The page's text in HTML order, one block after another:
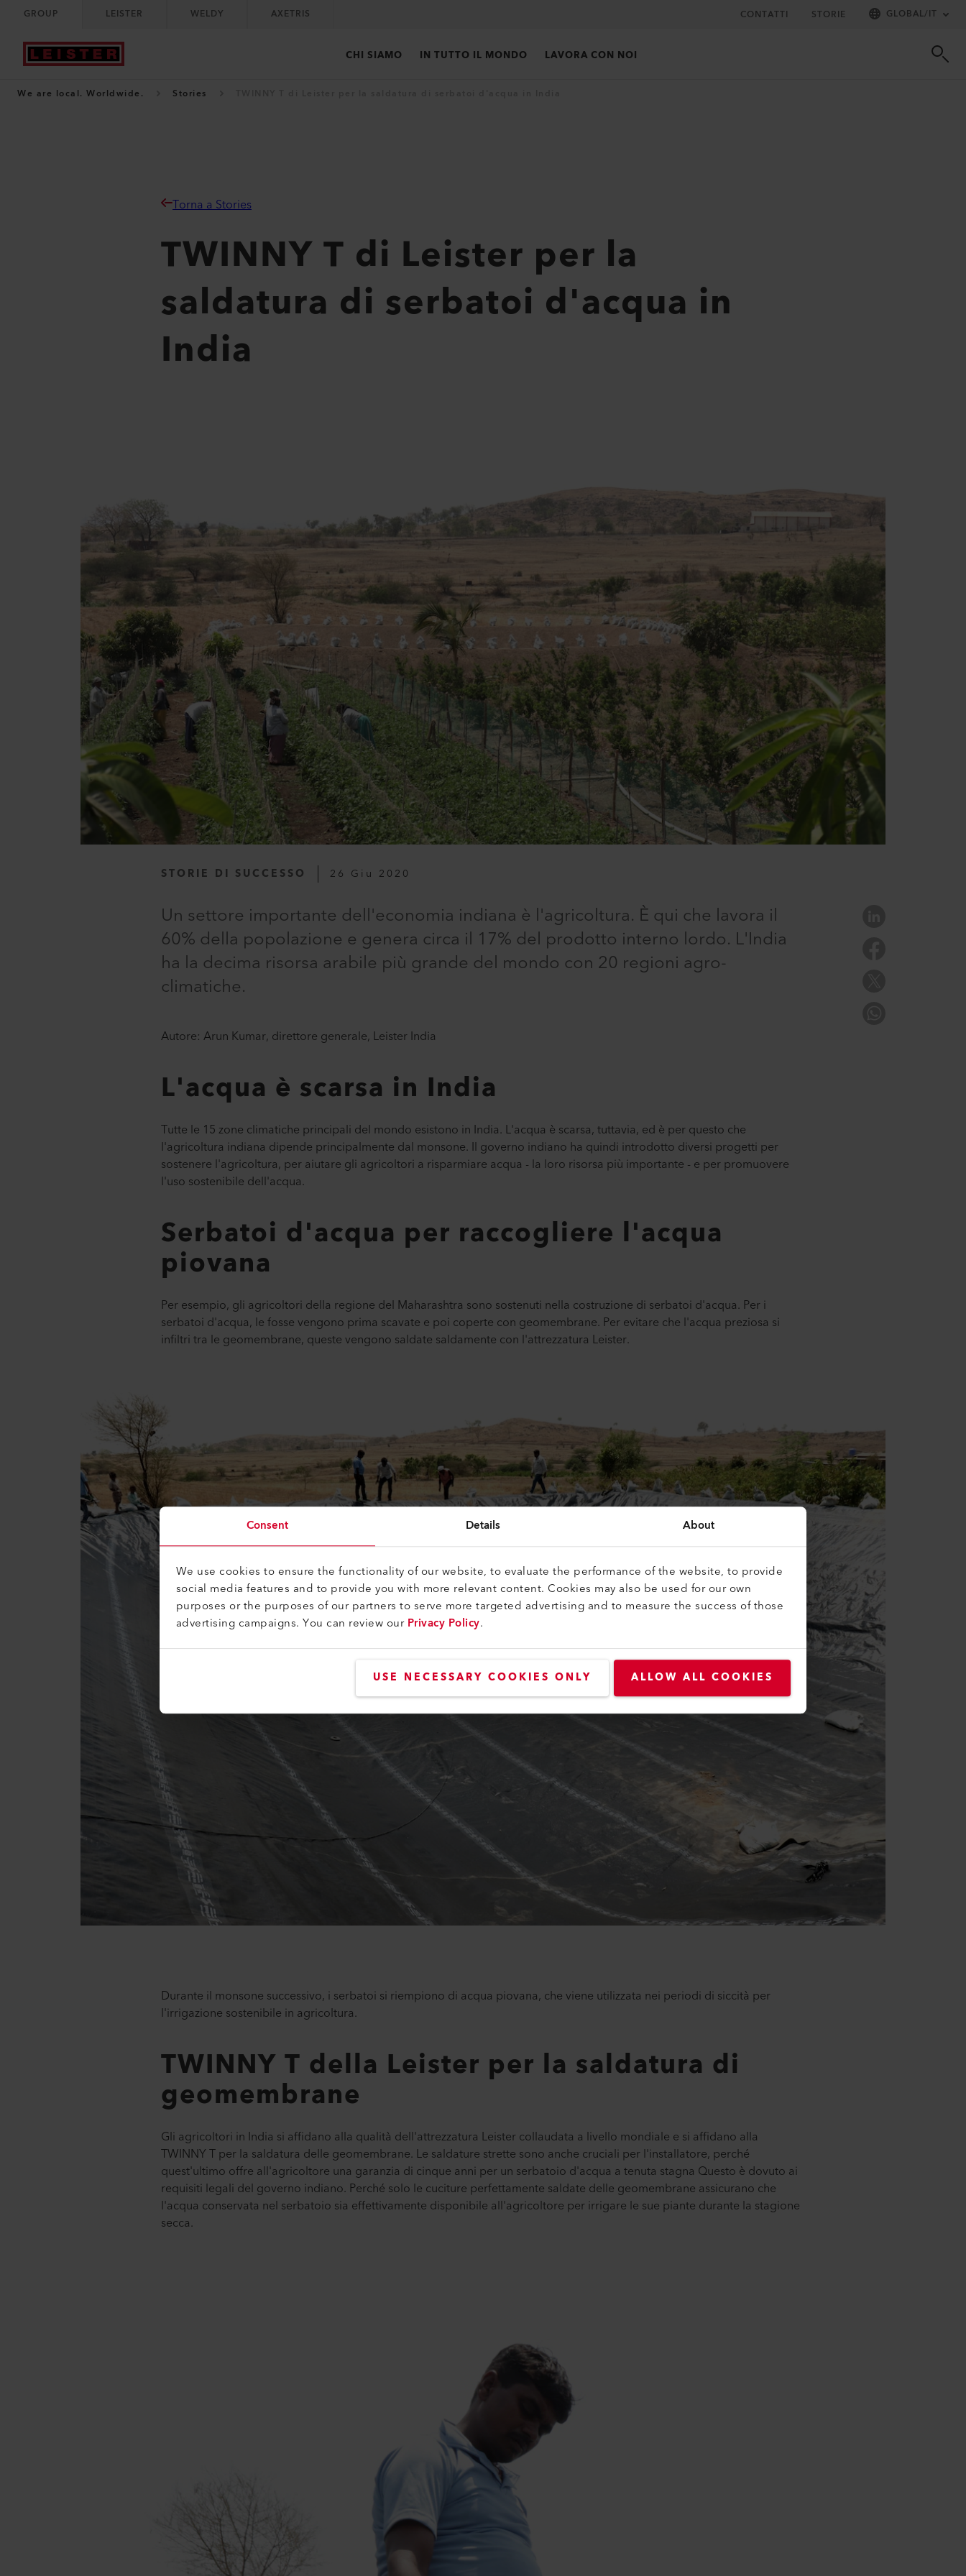
Consent Details About
We use cookies to ensure the functionality of our website, to evaluate the performance of the website, to provide
social media features and to provide you with more relevant content. Cookies may also be used for our own
purposes or the purposes of our partners to serve more targeted advertising and to measure the success of those
advertising campaigns. You can review ourPrivacy Policy.
USE NECESSARY COOKIES ONLY ALLOW ALL COOKIES
GROUP LEISTER WELDY AXETRIS CONTATTI STORIE GLOBAL/IT
CHI SIAMO IN TUTTO IL MONDO LAVORA CON NOI
We are local. Worldwide. Stories
Torna a Stories
TWINNY T di Leister per la
saldatura di serbatoi d'acqua in
India
STORIE DI SUCCESSO 26 Giu 2020
Un settore importante dell'economia indiana è l'agricoltura. È qui che lavora il
60% della popolazione e genera circa il 17% del prodotto interno lordo. L'India
ha la decima risorsa arabile più grande del mondo con 20 regioni agro-
climatiche.
Autore: Arun Kumar, direttore generale, Leister India
L'acqua è scarsa in India
Tutte le 15 zone climatiche principali del mondo esistono in India. L'acqua è scarsa, tuttavia, ed è per questo che
l'agricoltura indiana dipende principalmente dal monsone. Il governo indiano ha quindi introdotto diversi progetti per
sostenere l'agricoltura, per aiutare gli agricoltori a risparmiare acqua - la loro risorsa più importante - e per promuovere
l'uso sostenibile dell'acqua.
Serbatoi d'acqua per raccogliere l'acqua
piovana
Per esempio, gli agricoltori della regione del Maharashtra sono sostenuti nella costruzione di serbatoi d'acqua. Per i
serbatoi d'acqua, le fosse vengono prima scavate e poi coperte con geomembrane. Per evitare che l'acqua preziosa si
infiltri tra le geomembrane, queste vengono saldate saldamente con l'attrezzatura Leister.
Durante il monsone successivo, i serbatoi si riempiono di acqua piovana, che viene utilizzata nei periodi di siccità per
l'irrigazione sostenibile in agricoltura.
TWINNY T della Leister per la saldatura di
geomembrane
Gli agricoltori in India si affidano alla qualità dell'attrezzatura Leister collaudata a livello mondiale e si affidano alla
TWINNY T per la saldatura delle geomembrane. Le saldature strette sono anche cruciali per l'installatore, perché
quest'ultimo offre all'agricoltore una garanzia di cinque anni per un serbatoio d'acqua a tenuta stagna Questo è dovuto ai
requisiti legali del governo indiano. Perché solo le cuciture perfettamente saldate delle geomembrane assicurano che
l'acqua conservata nel serbatoio sia effettivamente disponibile all'agricoltore per irrigare le sue piante durante la stagione
secca.